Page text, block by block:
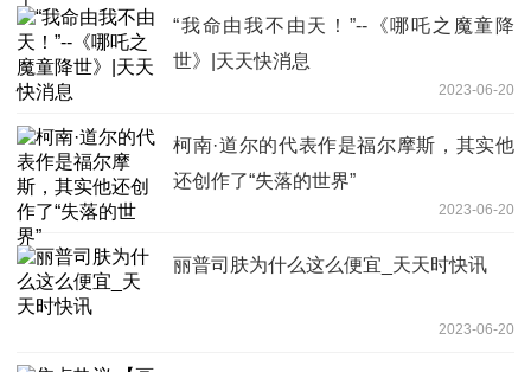
“我命由我不由天！”--《哪吒之魔童降
世》|天天快消息
2023-06-20
柯南·道尔的代表作是福尔摩斯，其实他
还创作了“失落的世界”
2023-06-20
丽普司肤为什么这么便宜_天天时快讯
2023-06-20